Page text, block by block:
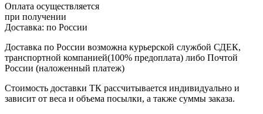
Оплата осуществляется
при получении
Доставка: по России
Доставка по России возможна курьерской службой СДЕК,
транспортной компанией(100% предоплата) либо Почтой
России (наложенный платеж)
Стоимость доставки ТК рассчитывается индивидуально и
зависит от веса и объема посылки, а также суммы заказа.